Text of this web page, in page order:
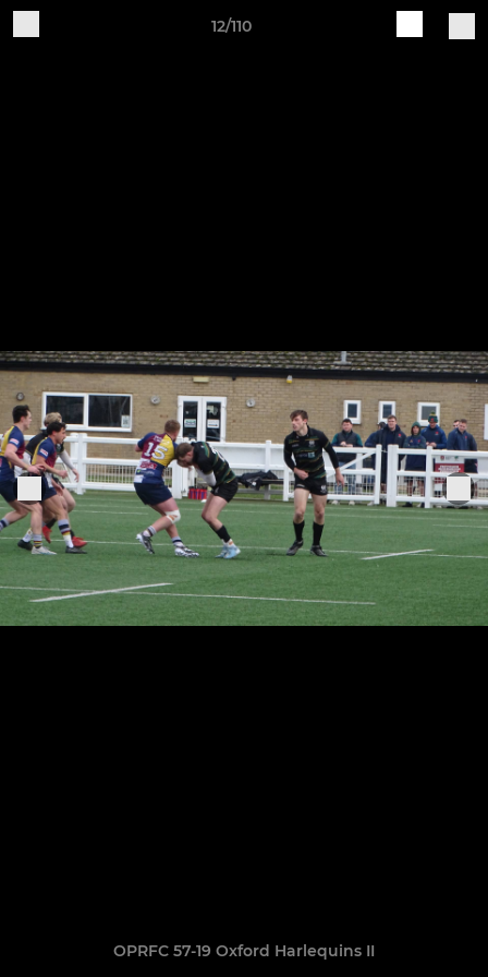
12/110
OPRFC 57-19 Oxford Harlequins II